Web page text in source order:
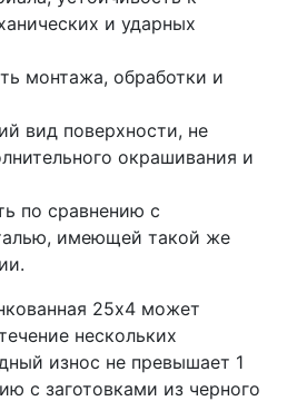
и ударных
монтажа, обработки и
вид поверхности, не
окрашивания и
по сравнению с
имеющей такой же
25х4 может
нескольких
износ не превышает 1
с заготовками из черного